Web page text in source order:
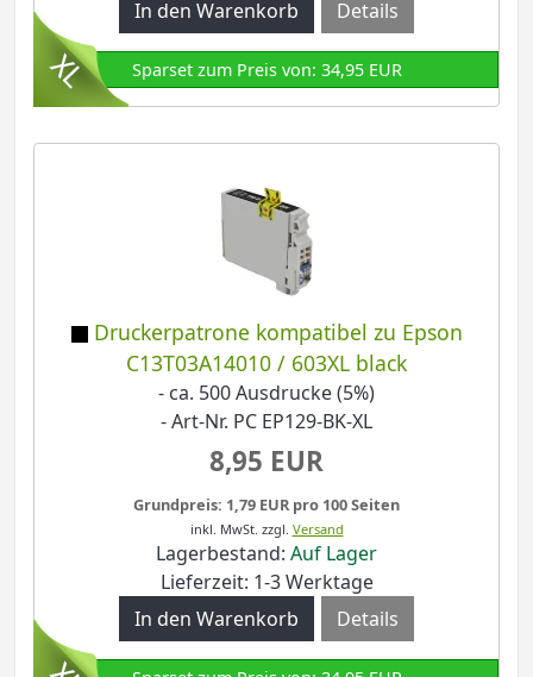
Details
Sparset zum Preis von: 34,95 EUR
Druckerpatrone kompatibel zu Epson
C13T03A14010 / 603XL black
- ca. 500 Ausdrucke (5%)
- Art-Nr. PC EP129-BK-XL
8,95 EUR
Grundpreis: 1,79 EUR pro 100 Seiten
inkl. MwSt. zzgl. Versand
Lagerbestand: Auf Lager
Lieferzeit: 1-3 Werktage
Details